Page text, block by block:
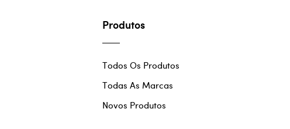
Produtos
Todos Os Produtos
Todas As Marcas
Novos Produtos